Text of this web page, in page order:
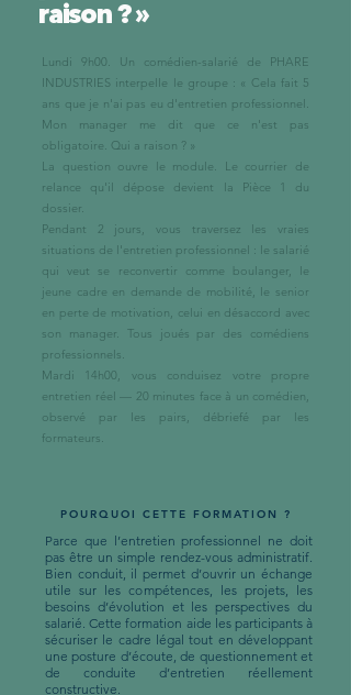
raison ? »
Lundi 9h00. Un comédien-salarié de PHARE
INDUSTRIES interpelle le groupe : « Cela fait 5
ans que je n'ai pas eu d'entretien professionnel.
Mon manager me dit que ce n'est pas
obligatoire. Qui a raison ? »
La question ouvre le module. Le courrier de
relance qu'il dépose devient la Pièce 1 du
dossier.
Pendant 2 jours, vous traversez les vraies
situations de l'entretien professionnel : le salarié
qui veut se reconvertir comme boulanger, le
jeune cadre en demande de mobilité, le senior
en perte de motivation, celui en désaccord avec
son manager. Tous joués par des comédiens
professionnels.
Mardi 14h00, vous conduisez votre propre
entretien réel — 20 minutes face à un comédien,
observé par les pairs, débriefé par les
formateurs.
POURQUOI CETTE FORMATION ?
Parce que l’entretien professionnel ne doit
pas être un simple rendez-vous administratif.
Bien conduit, il permet d’ouvrir un échange
utile sur les compétences, les projets, les
besoins d’évolution et les perspectives du
salarié. Cette formation aide les participants à
sécuriser le cadre légal tout en développant
une posture d’écoute, de questionnement et
de conduite d’entretien réellement
constructive.